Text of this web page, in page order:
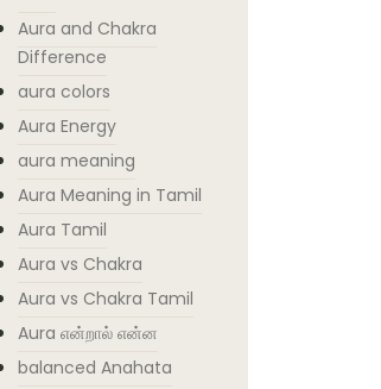
Aura and Chakra
Difference
aura colors
Aura Energy
aura meaning
Aura Meaning in Tamil
Aura Tamil
Aura vs Chakra
Aura vs Chakra Tamil
Aura என்றால் என்ன
balanced Anahata